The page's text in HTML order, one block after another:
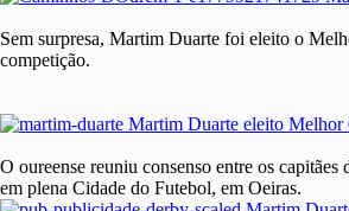
Sem surpresa, Martim Duarte foi eleito o
competição.
O oureense reuniu consenso entre os
em plena Cidade do Futebol, em Oeiras.